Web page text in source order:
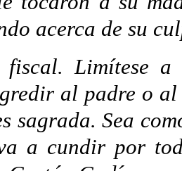
acerca de su
Limítese
al padre o
sagrada. Sea
a cundir por